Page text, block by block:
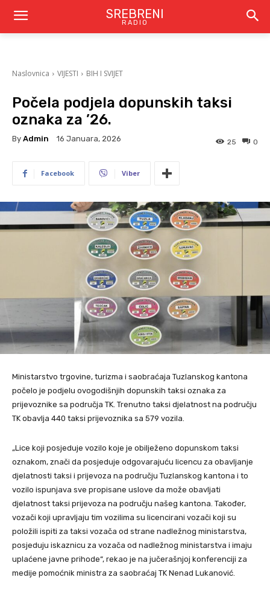
SREBRENI
RADIO
Naslovnica VIJESTI BIH I SVIJET
Počela podjela dopunskih taksi
oznaka za ’26.
By Admin 16 Januara, 2026 0
25
Facebook Viber
Ministarstvo trgovine, turizma i saobraćaja Tuzlanskog kantona
počelo je podjelu ovogodišnjih dopunskih taksi oznaka za
prijevoznike sa područja TK. Trenutno taksi djelatnost na području
TK obavlja 440 taksi prijevoznika sa 579 vozila.
„Lice koji posjeduje vozilo koje je obilježeno dopunskom taksi
oznakom, znači da posjeduje odgovarajuću licencu za obavljanje
djelatnosti taksi i prijevoza na području Tuzlanskog kantona i to
vozilo ispunjava sve propisane uslove da može obavljati
djelatnost taksi prijevoza na području našeg kantona. Također,
vozači koji upravljaju tim vozilima su licencirani vozači koji su
položili ispiti za taksi vozača od strane nadležnog ministarstva,
posjeduju iskaznicu za vozača od nadležnog ministarstva i imaju
uplaćene javne prihode“, rekao je na jučerašnjoj konferenciji za
medije pomoćnik ministra za saobraćaj TK Nenad Lukanović.